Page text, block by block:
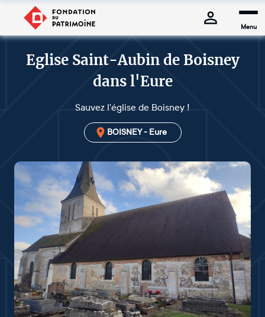
Menu
Eglise Saint-Aubin de Boisney
dans l'Eure
Sauvez l'église de Boisney !
BOISNEY - Eure